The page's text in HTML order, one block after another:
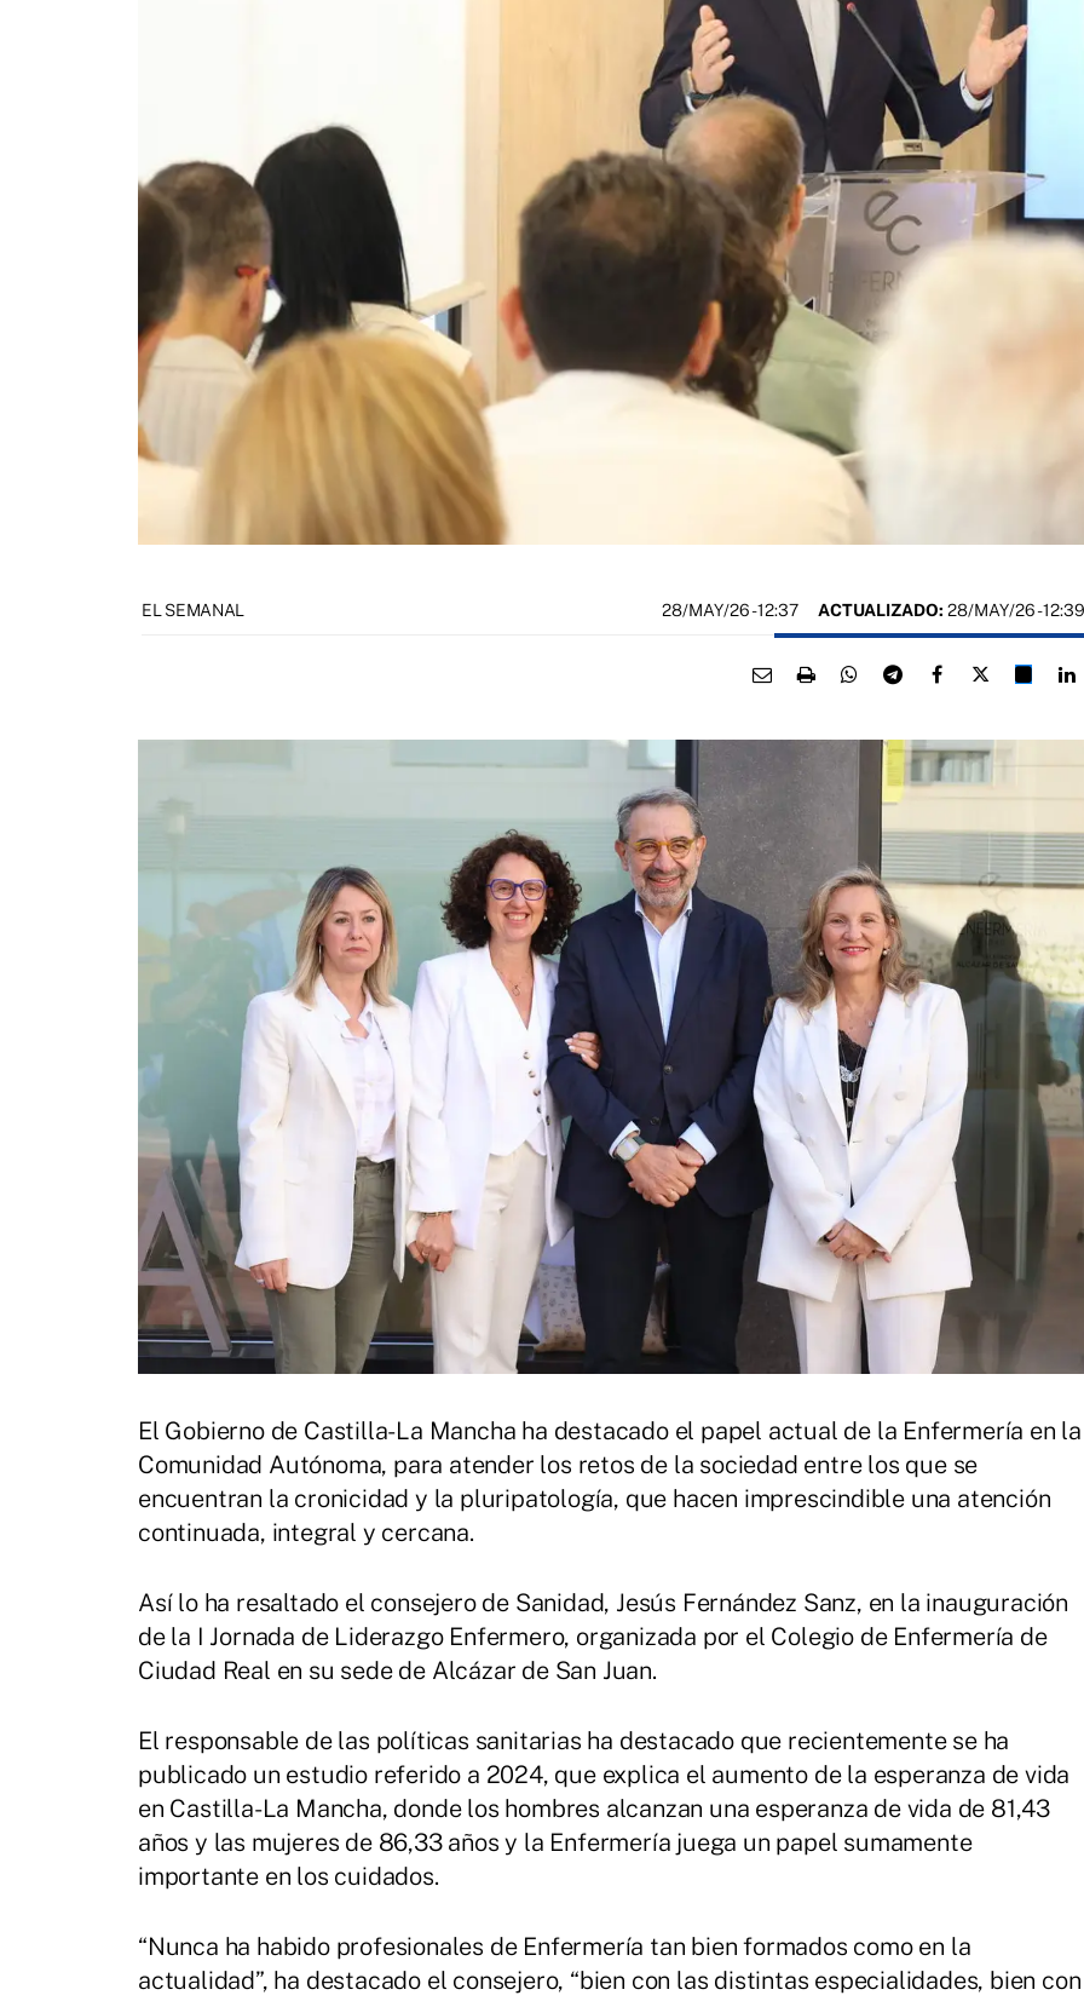
EL SEMANAL 28/MAY/26- 12:37 ACTUALIZADO: 28/MAY/26 - 12:39
El Gobierno de Castilla-La Mancha ha destacado el papel actual de la Enfermería en la
Comunidad Autónoma, para atender los retos de la sociedad entre los que se
encuentran la cronicidad y la pluripatología, que hacen imprescindible una atención
continuada, integral y cercana.
Así lo ha resaltado el consejero de Sanidad, Jesús Fernández Sanz, en la inauguración
de la I Jornada de Liderazgo Enfermero, organizada por el Colegio de Enfermería de
Ciudad Real en su sede de Alcázar de San Juan.
El responsable de las políticas sanitarias ha destacado que recientemente se ha
publicado un estudio referido a 2024, que explica el aumento de la esperanza de vida
en Castilla-La Mancha, donde los hombres alcanzan una esperanza de vida de 81,43
años y las mujeres de 86,33 años y la Enfermería juega un papel sumamente
importante en los cuidados.
“Nunca ha habido profesionales de Enfermería tan bien formados como en la
actualidad”, ha destacado el consejero, “bien con las distintas especialidades, bien con